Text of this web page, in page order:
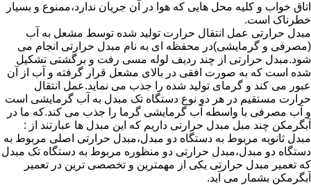
اتاق خواب و کلیه محل هایی که هوا در آن جریان ندارد،ممنوع و بسیار
خطرناک است.
مبدل حرارتی عمل انتقال حرارت تولید شده توسط مشعل به آب
(مصرفی و گرمایشی)در محفظه ای به نام مبدل حرارتی انجام می
شود.مبدل حرارتی از چند ردیف لوله مسی رفت و برگشتی تشکیل
شده است که به صورت افقی در بالای مشعل قرار گرفته و آب از آن
عبور می کند و گرمای تولید شده را جذب می نماید.عمل انتقال
حرارت مستقیم در هر دو نوع دستگاه تک مبدل به آب گرمایشی است
و آب مصرفی با واسطه آب گرمایشی گرما را جذب می کند.که ما در
آبگرمکن چند مبل مبدل حرارتی داریم که این مبدل ها عبارتند از :
مبدل ثانویه مربوط به دستگاه دو مبدل،مبدل حرارتی اصلی مربوط به
دستگاه دو مبدل،مبدل حرارتی دو منظوره مربوط به دستگاه تک مبدل
که تعمیر مبدل حرارتی یکی از مهمترین و تخصصی ترین در تعمیر
آبگرمکن بشمار می آید.